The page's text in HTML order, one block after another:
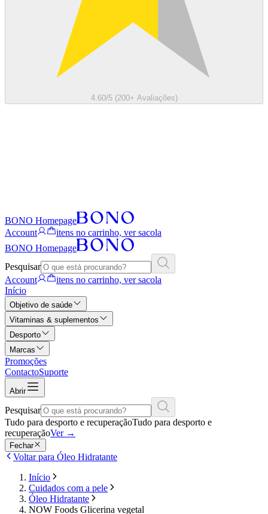
4.60/5 (200+ Avaliações)
BONO Homepage
Account
itens no carrinho, ver sacola
BONO Homepage
Pesquisar
Account
itens no carrinho, ver sacola
Início
Objetivo de saúde
Vitaminas & suplementos
Desporto
Marcas
Promoções
ContactoSuporte
Abrir
Pesquisar
Tudo para desporto e recuperaçãoTudo para desporto e
recuperaçãoVer →
Fechar
Voltar para Óleo Hidratante
Início
Cuidados com a pele
Óleo Hidratante
NOW Foods Glicerina vegetal